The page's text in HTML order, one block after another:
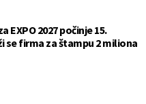
EXPO 2027 počinje 15.
se firma za štampu 2 miliona